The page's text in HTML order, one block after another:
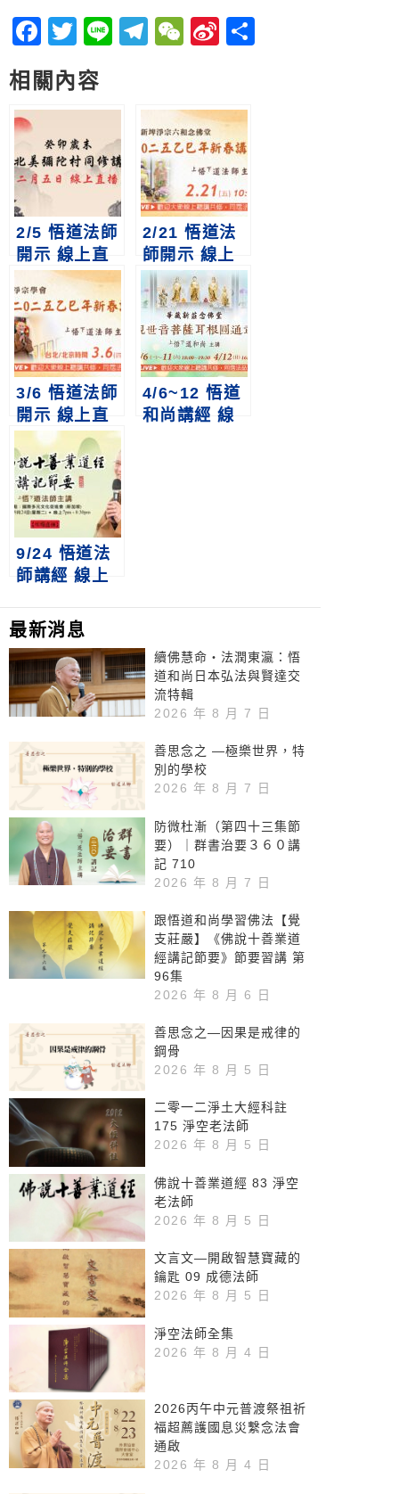
Facebook
Twitter
LineTelegram
WeChat
Sina
相關內容
2/5 悟道法師
開示 線上直
播｜2024癸
卯歲末對北美
彌陀村同修講
話
2/21 悟道法
師開示 線上
直播｜2025
乙巳年新春講
話(新埤)
3/6 悟道法師
開示 線上直
播｜2025乙
巳年新春講話
(印尼)
4/6~12 悟道
和尚講經 線
9/24 悟道法
師講經 線上
十善業道經》
講記節要
最新消息
續佛慧命‧法潤東瀛：悟
道和尚日本弘法與賢達交
流特輯
2026 年 8 月 7 日
善思念之 —極樂世界，特
別的學校
2026 年 8 月 7 日
防微杜漸（第四十三集節
要）｜群書治要３６０講
記 710
2026 年 8 月 7 日
跟悟道和尚學習佛法【覺
支莊嚴】《佛說十善業道
經講記節要》節要習講 第
96集
2026 年 8 月 6 日
善思念之—因果是戒律的
鋼骨
2026 年 8 月 5 日
二零一二淨土大經科註
175 淨空老法師
2026 年 8 月 5 日
佛說十善業道經 83 淨空
老法師
2026 年 8 月 5 日
文言文—開啟智慧寶藏的
鑰匙 09 成德法師
2026 年 8 月 5 日
淨空法師全集
2026 年 8 月 4 日
2026丙午中元普渡祭祖祈
福超薦護國息災繫念法會
通啟
2026 年 8 月 4 日